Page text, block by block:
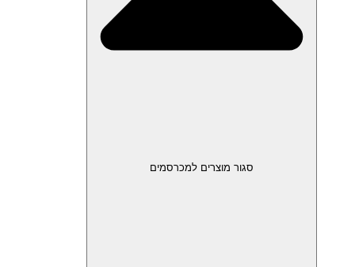
סגור מוצרים למכרסמים